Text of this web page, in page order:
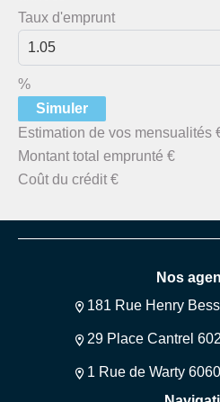
Taux d'emprunt
%
Simuler
Estimation de vos mensualités
Montant total emprunté €
Coût du crédit €
Nos
181 Rue Henry
29 Place Cantrel
1 Rue de Warty